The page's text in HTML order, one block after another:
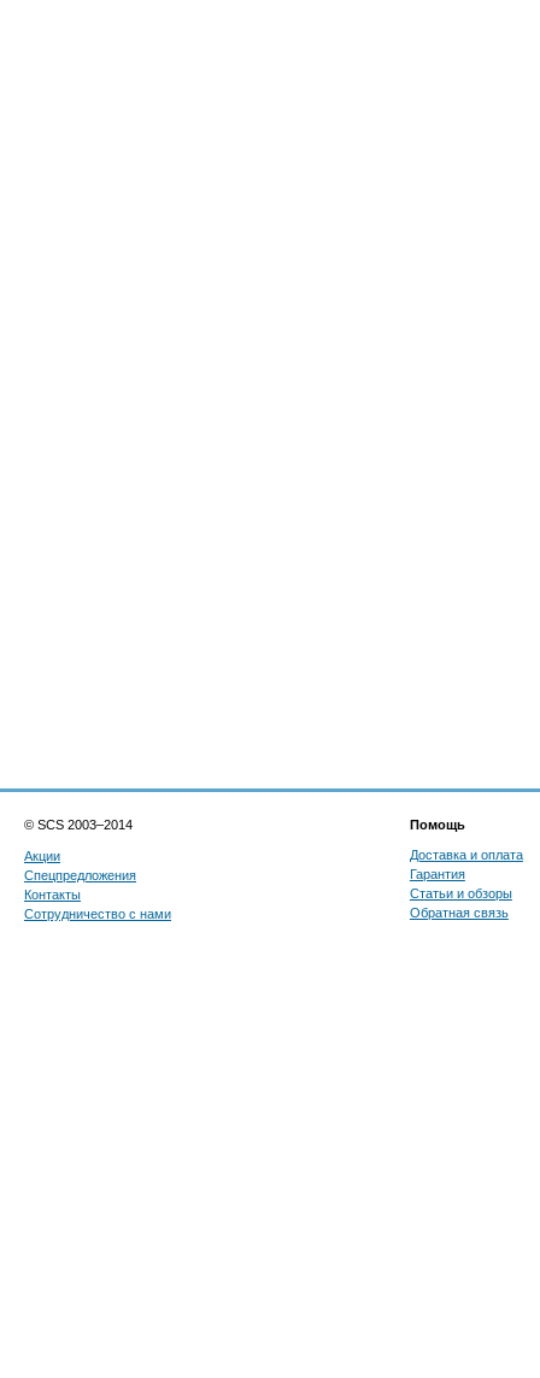
© SCS 2003–2014
Акции
Спецпредложения
Контакты
Сотрудничество с нами
Помощь
Доставка и оплата
Гарантия
Статьи и обзоры
Обратная связь